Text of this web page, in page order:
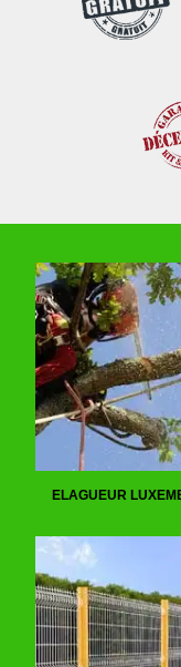
ELAGUEUR